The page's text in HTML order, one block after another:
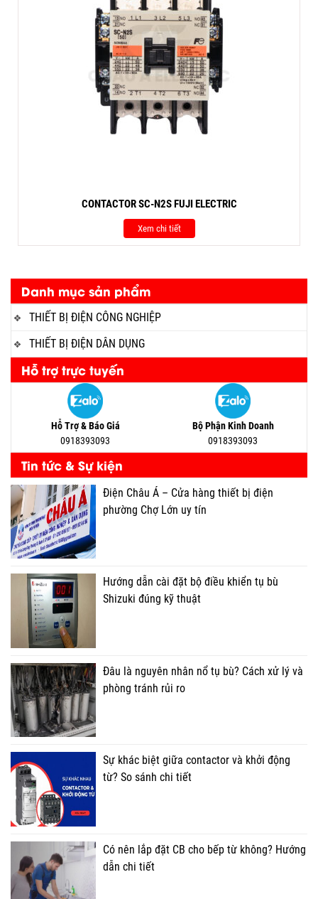
Danh mục sản phẩm
THIẾT BỊ ĐIỆN CÔNG NGHIỆP
THIẾT BỊ ĐIỆN DÂN DỤNG
Hỗ trợ trực tuyến
Hỗ Trợ & Báo Giá
0918393093
Bộ Phận Kinh Doanh
0918393093
Tin tức & Sự kiện
Điện Châu Á – Cửa hàng thiết bị điện
phường Chợ Lớn uy tín
Hướng dẫn cài đặt bộ điều khiển tụ bù
Shizuki đúng kỹ thuật
Đâu là nguyên nhân nổ tụ bù? Cách xử lý và
phòng tránh rủi ro
Sự khác biệt giữa contactor và khởi động
từ? So sánh chi tiết
Có nên lắp đặt CB cho bếp từ không? Hướng
dẫn chi tiết
CONTACTOR SC-N2S FUJI ELECTRIC
Xem chi tiết